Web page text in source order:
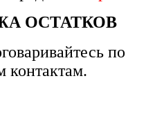
ОСТАТКОВ
по
контактам.